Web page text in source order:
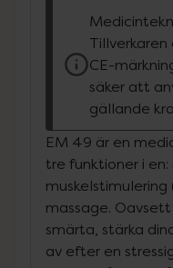
CE-
säker att
gällande
EM 49 är en
tre funktioner i
muskelstimulering
massage.
smärta, stärka
av efter en